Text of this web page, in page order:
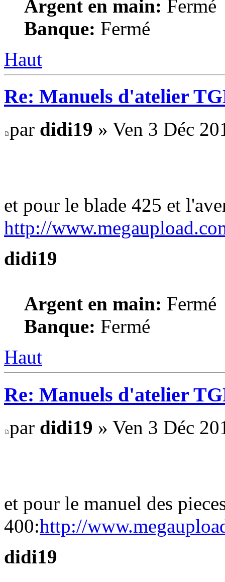
Argent en main: Fermé
Banque: Fermé
Haut
Re: Manuels d'atelier
par didi19 » Ven 3 Déc
et pour le blade 425 et
http://
didi19
Argent en main: Fermé
Banque: Fermé
Haut
Re: Manuels d'atelier
par didi19 » Ven 3 Déc
et pour le manuel des
400:http://
didi19